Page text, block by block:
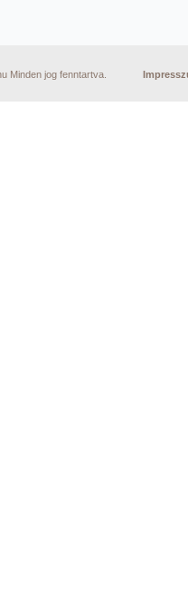
Minden jog fenntartva.